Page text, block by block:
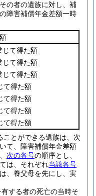
の者の遺族に対し、補
障害補償年金差額一時
額
じて得た額
じて得た額
じて得た額
て得た額
て得た額
て得た額
て得た額
ことができる遺族は、次
て、障害補償年金差額
次の各号の順序とし、
は、それぞれ当該各号
、養父母を先にし、実
する者の死亡の当時そ